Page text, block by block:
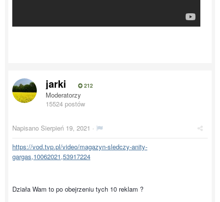
jarki 212
Moderatorzy
15524 postów
Napisano Sierpień 19, 2021 ·
https://vod.tvp.pl/video/magazyn-sledczy-anity-
gargas,10062021,53917224
Działa Wam to po obejrzeniu tych 10 reklam ?